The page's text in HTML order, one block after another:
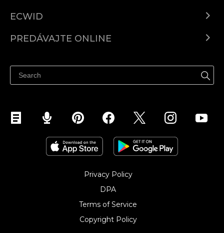
ECWID
Cenník
PREDÁVAJTE ONLINE
Predávajte na Facebook
Predávať na Instagram
Privacy Policy
DPA
Terms of Service
Copyright Policy‎